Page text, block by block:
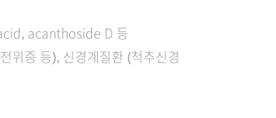
acanthoside D 등
위증 등), 신경계질환 (척추신경